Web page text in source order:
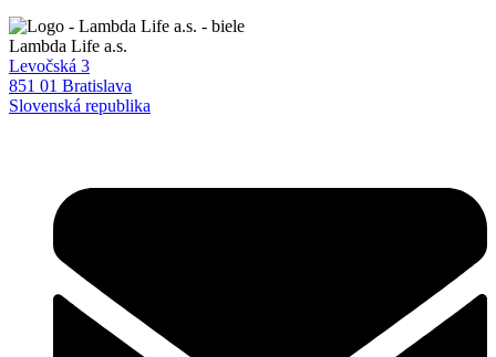
Lambda Life a.s.
Levočská 3
851 01 Bratislava
Slovenská republika